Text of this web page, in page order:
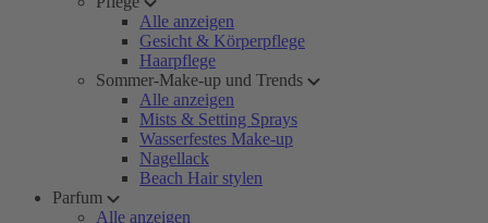
Alle anzeigen
Gesicht & Körperpflege
Haarpflege
Sommer-Make-up und Trends
Alle anzeigen
Mists & Setting Sprays
Wasserfestes Make-up
Nagellack
Beach Hair stylen
Parfum
Alle anzeigen